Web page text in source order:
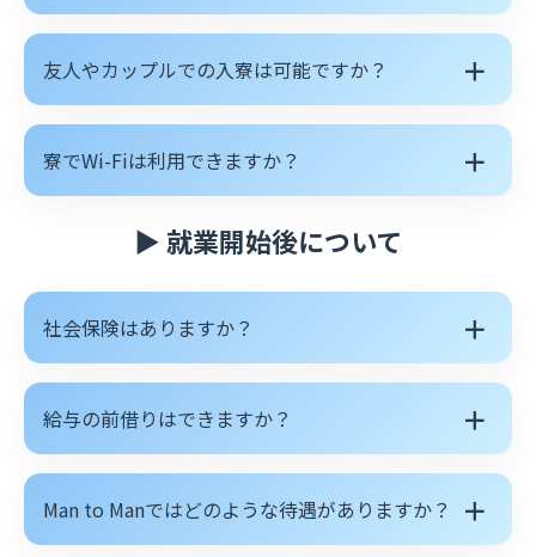
友人やカップルでの入寮は可能ですか？ ＋
寮でWi-Fiは利用できますか？ ＋
▶ 就業開始後について
社会保険はありますか？ ＋
給与の前借りはできますか？ ＋
Man to Manではどのような待遇がありますか？ ＋